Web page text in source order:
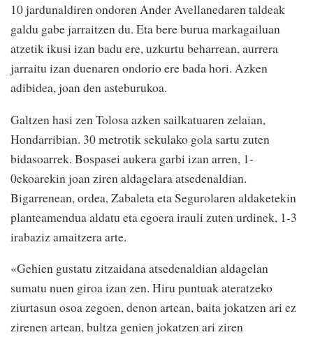
10 jardunaldiren ondoren Ander Avellanedaren taldeak
galdu gabe jarraitzen du. Eta bere burua markagailuan
atzetik ikusi izan badu ere, uzkurtu beharrean, aurrera
jarraitu izan duenaren ondorio ere bada hori. Azken
adibidea, joan den asteburukoa.
Galtzen hasi zen Tolosa azken sailkatuaren zelaian,
Hondarribian. 30 metrotik sekulako gola sartu zuten
bidasoarrek. Bospasei aukera garbi izan arren, 1-
0ekoarekin joan ziren aldagelara atsedenaldian.
Bigarrenean, ordea, Zabaleta eta Segurolaren aldaketekin
planteamendua aldatu eta egoera irauli zuten urdinek, 1-3
irabaziz amaitzera arte.
«Gehien gustatu zitzaidana atsedenaldian aldagelan
sumatu nuen giroa izan zen. Hiru puntuak ateratzeko
ziurtasun osoa zegoen, denon artean, baita jokatzen ari ez
zirenen artean, bultza genien jokatzen ari ziren